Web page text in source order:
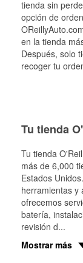
tienda sin
opción de
en la tienda
Después, solo
recoger tu
Tu tienda
Tu tienda
más de 6,000
Estados
herramientas y
ofrecemos
batería,
revisión d...
Mostrar más